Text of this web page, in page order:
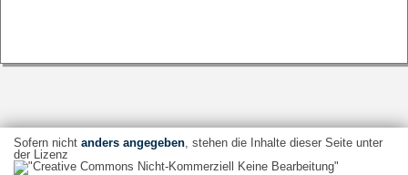
Sofern nicht anders angegeben, stehen die Inhalte dieser Seite unter
der Lizenz